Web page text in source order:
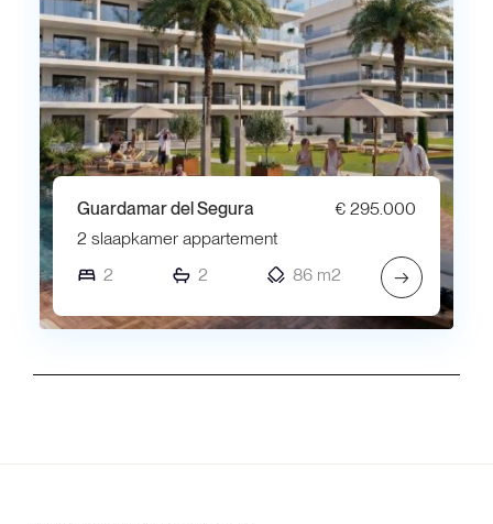
Guardamar del Segura
€ 295.000
2 slaapkamer appartement
2
2 86 m2 →